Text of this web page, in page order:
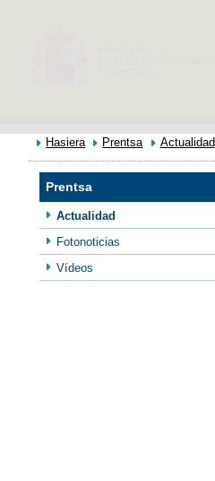
Hasiera Prentsa Actualidad
Prentsa
Actualidad
Fotonoticias
Vídeos